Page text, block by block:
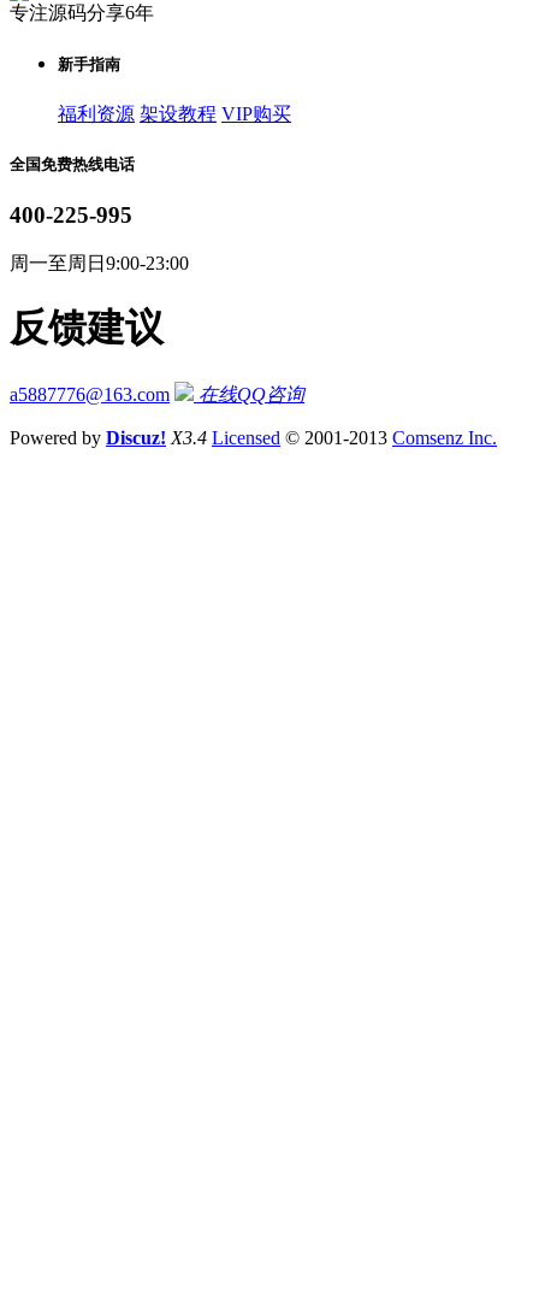
专注源码分享6年
新手指南
福利资源 架设教程 VIP购买
全国免费热线电话
400-225-995
周一至周日9:00-23:00
反馈建议
a5887776@163.com 在线QQ咨询
Powered by Discuz! X3.4 Licensed © 2001-2013 Comsenz Inc.